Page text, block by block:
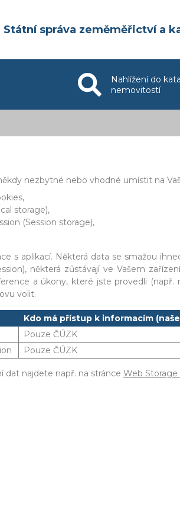
Státní správa zeměměřictví a
Nahlížení do
nemovitostí
nezbytné nebo vhodné umístit na
storage),
(Session storage),
s aplikací. Některá data se smažou
některá zůstávají ve Vašem
a úkony, které jste provedli
volit.
Kdo má přístup k informacím
Pouze ČÚZK
Pouze ČÚZK
dat najdete např. na stránceWeb Storage